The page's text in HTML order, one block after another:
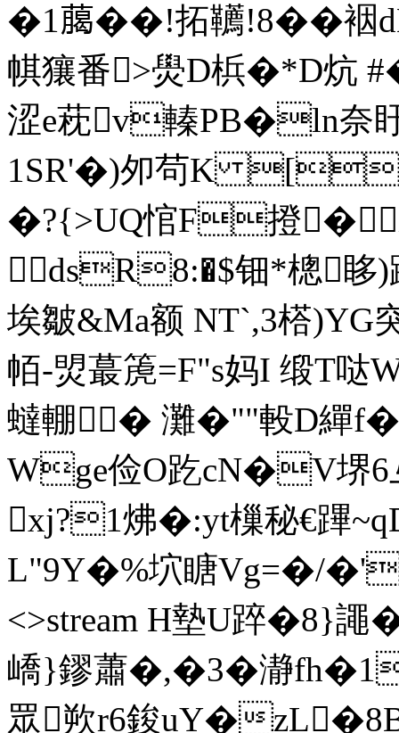
�1﨟��!拓韉!8� �裀
帺獽番>燢D梹�*D炕
涩e萙v轃PB�ln奈
1SR'�)夘茍K
�?{>UQ悺F撜
dsR8:�$钿*樬眵)
埃皺&Ma额 NT`,3榙
帞-焽蕞箎= F"s妈I 缎T
蟽輣� 灘�""軗D繟
Wge俭O趷cN�V堺
xj?1炥�:yt樔秘€蹕
L"9Y�%坹瞊Vg=�/
<>stream H墊U踤�8}譝
嶠}鏐蕭�,�3�瀞
眾欮r6鋑uY�